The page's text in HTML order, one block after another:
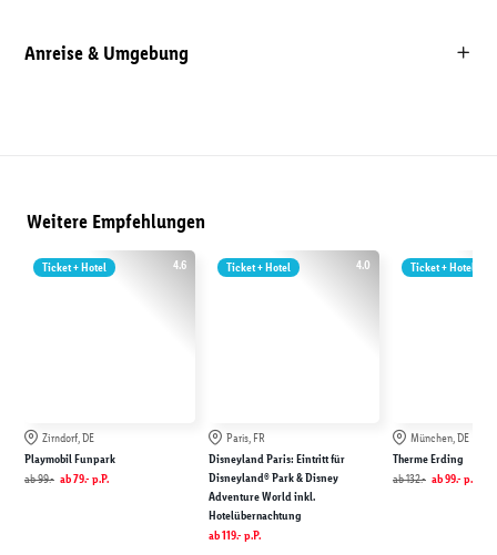
Anreise & Umgebung
Weitere Empfehlungen
4.6
Ticket + Hotel
Zirndorf, DE
Playmobil Funpark
ab99.- ab79.- p.P.
4.0
Ticket + Hotel
Paris, FR
Disneyland Paris: Eintritt für
Disneyland® Park & Disney
Adventure World inkl.
Hotelübernachtung
ab119.- p.P.
Ticket + Hotel
München, DE
Therme Erding
ab132.- ab99.- p.P.